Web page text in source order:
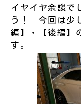
イヤイヤ余談で
う！ 今回は少
編】・【後編】
す。